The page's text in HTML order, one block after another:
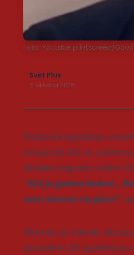
Foto: Youtube printscreen/
Svet Plus
5. oktobar 2025.
Pedestdvogodišnja
boluje od ALS-a, u
dodele nagrada nakon
"ALS je gadna bolest...
sam šavove na glavi“,
Glumac je trebalo da se
povodom 20. godišnjice